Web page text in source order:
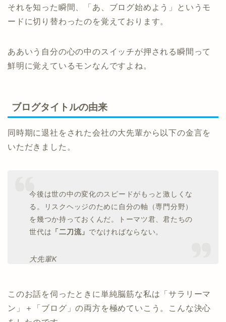
それを知った瞬間、「あ、ブログ始めよう」というモ
ードに切り替わったのを覚えております。
ああいう自分の心の中のスイッチが押される瞬間って
鮮明に覚えているモンなんですよね。
ブログタイトルの由来
同時期に退社をされた会社の大先輩から以下の金言を
いただきました。
今後は世の中の変化のスピードがもっと激しくな
る。リスクヘッジのために自分の軸（専門分野）
を幾つか持っておくんだ。トーマツ君、君たちの
世代は 「二刀流」 でなければならない。
大先輩K
このお話を伺ったときに単純脳筋な私は「サラリーマ
ン」＋「ブログ」の両方を極めていこう。こんな決心